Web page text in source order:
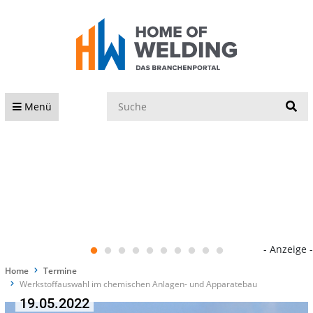
Menü
- Anzeige -
Home
Termine
Werkstoffauswahl im chemischen Anlagen- und Apparatebau
19.05.2022